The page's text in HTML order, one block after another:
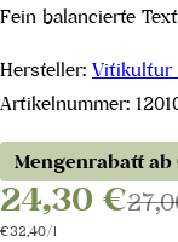
Fein balancierte
Hersteller: Vitikultur
Artikelnummer:
Mengenrabatt
24,30 €
Stückpreis
€32,40/pro
l